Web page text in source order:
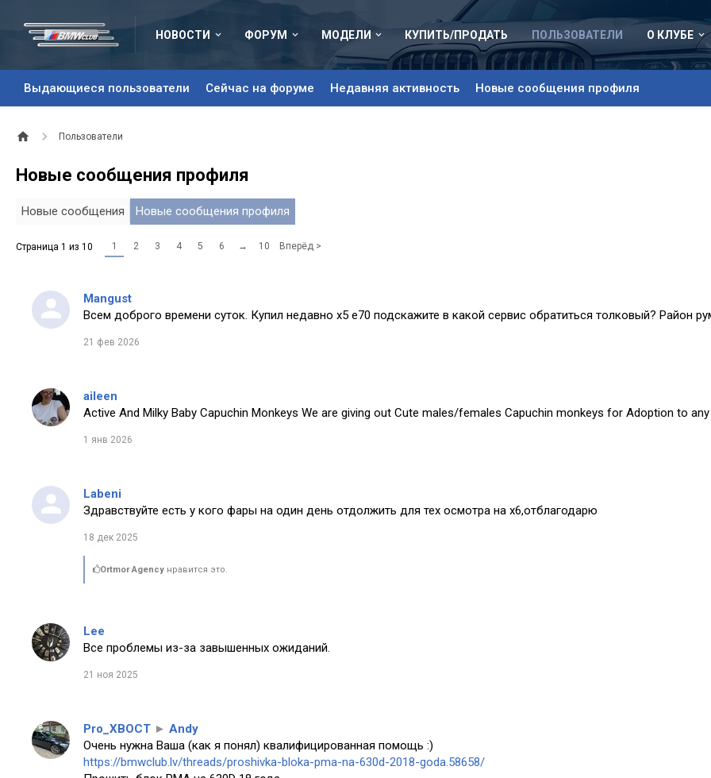
НОВОСТИ ФОРУМ МОДЕЛИ КУПИТЬ/ПРОДАТЬ ПОЛЬЗОВАТЕЛИ
Выдающиеся пользователи Сейчас на форуме Недавняя активность Новые сообщения профиля
О КЛУБЕ
Пользователи
Новые сообщения профиля
Новые сообщения Новые сообщения профиля
Страница 1 из 10 1 2 3 4 5 6 → 10 Вперёд >
Mangust
Всем доброго времени суток. Купил недавно х5 е70 подскажите в какой сервис обратиться толковый? Район
21 фев 2026
aileen
Active And Milky Baby Capuchin Monkeys We are giving out Cute males/females Capuchin monkeys for Adoption to
1 янв 2026
Labeni
Здравствуйте есть у кого фары на один день отдолжить для тех осмотра на х6,отблагодарю
18 дек 2025
Ortmor Agency нравится это.
Lee
Все проблемы из-за завышенных ожиданий.
21 ноя 2025
Pro_XBOCT ► Andy
Очень нужна Ваша (как я понял) квалифицированная помощь :)
https://bmwclub.lv/threads/proshivka-bloka-pma-na-630d-2018-goda.58658/